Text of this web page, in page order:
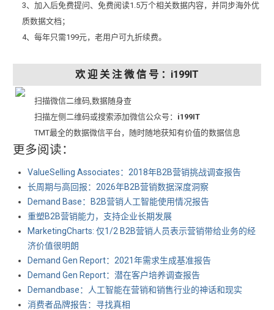
3、加入后免费提问、免费阅读1.5万个相关数据内容，并同步海外优
质数据文档；
4、每年只需199元，老用户可九折续费。
欢 迎 关 注 微 信 号 ：i199IT
扫描微信二维码,数据随身查
扫描左侧二维码或搜索添加微信公众号： i199IT
TMT最全的数据微信平台，随时随地获知有价值的数据信息
更多阅读：
ValueSelling Associates：2018年B2B营销挑战调查报告
长周期与高回报：2026年B2B营销数据深度洞察
Demand Base：B2B营销人工智能使用情况报告
重塑B2B营销能力，支持企业长期发展
MarketingCharts: 仅1/2 B2B营销人员表示营销带给业务的经
济价值很明朗
Demand Gen Report：2021年需求生成基准报告
Demand Gen Report：潜在客户培养调查报告
Demandbase：人工智能在营销和销售行业的神话和现实
消费者品牌报告：寻找真相